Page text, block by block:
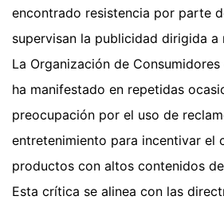
encontrado resistencia por parte
supervisan la publicidad dirigida a
La Organización de
ha manifestado en repetidas
preocupación por el uso de
entretenimiento para incentivar el
productos con altos contenidos
Esta crítica se alinea con las